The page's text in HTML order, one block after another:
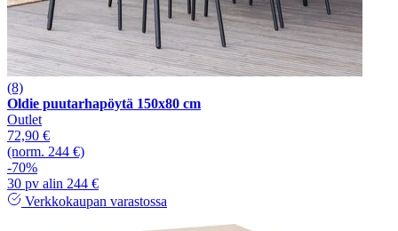
(8)
Oldie puutarhapöytä 150x80 cm
Outlet
72,90 €
(norm. 244 €)
-70%
30 pv alin 244 €
Verkkokaupan varastossa